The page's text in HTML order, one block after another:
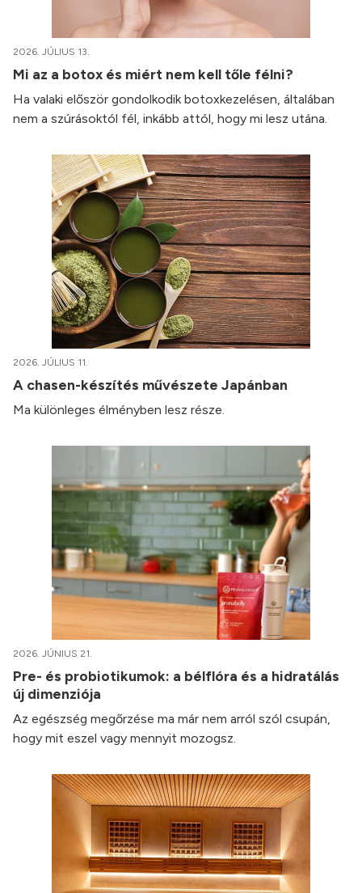
2026. JÚLIUS 13.
Mi az a botox és miért nem kell tőle félni?
Ha valaki először gondolkodik botoxkezelésen, általában
nem a szúrásoktól fél, inkább attól, hogy mi lesz utána.
2026. JÚLIUS 11.
A chasen-készítés művészete Japánban
Ma különleges élményben lesz része.
2026. JÚNIUS 21.
Pre- és probiotikumok: a bélflóra és a hidratálás
új dimenziója
Az egészség megőrzése ma már nem arról szól csupán,
hogy mit eszel vagy mennyit mozogsz.